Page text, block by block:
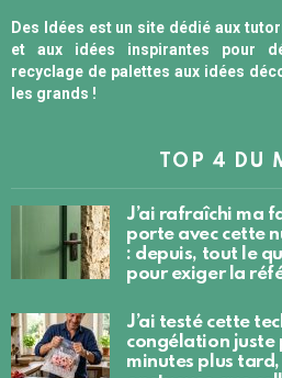
Des Idées est un site dédié aux
et aux idées inspirantes pour
recyclage de palettes aux idées
les grands !
TOP 4 DU
J’ai rafraîchi ma
porte avec cette
: depuis, tout le
pour exiger la
J’ai testé cette
congélation juste
minutes plus